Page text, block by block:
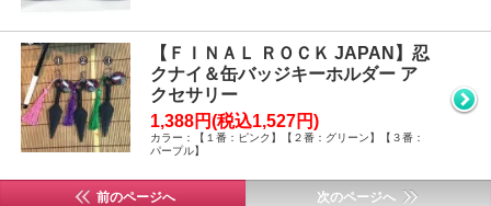
【ＦＩＮＡＬ ＲＯＣＫ JAPAN】忍
クナイ＆缶バッジキーホルダー ア
クセサリー
1,388円(税込1,527円)
カラー：【１番：ピンク】【２番：グリーン】【３番：
パープル】
前のページへ 次のページへ